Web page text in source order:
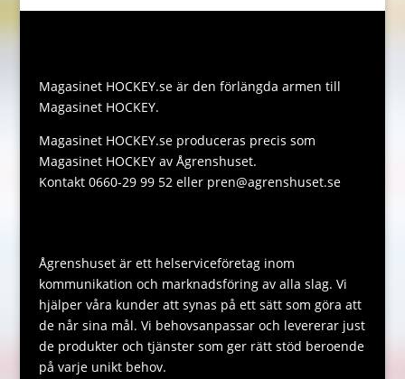
n
k
A
p
p
a
g
e
Magasinet HOCKEY.se är den förlängda armen till
Magasinet HOCKEY.
Magasinet HOCKEY.se produceras precis som
Magasinet HOCKEY av Ågrenshuset.
Kontakt 0660-29 99 52 eller pren@agrenshuset.se
Ågrenshuset är ett helserviceföretag inom
kommunikation och marknadsföring av alla slag. Vi
hjälper våra kunder att synas på ett sätt som göra att
de når sina mål. Vi behovsanpassar och levererar just
de produkter och tjänster som ger rätt stöd beroende
på varje unikt behov.